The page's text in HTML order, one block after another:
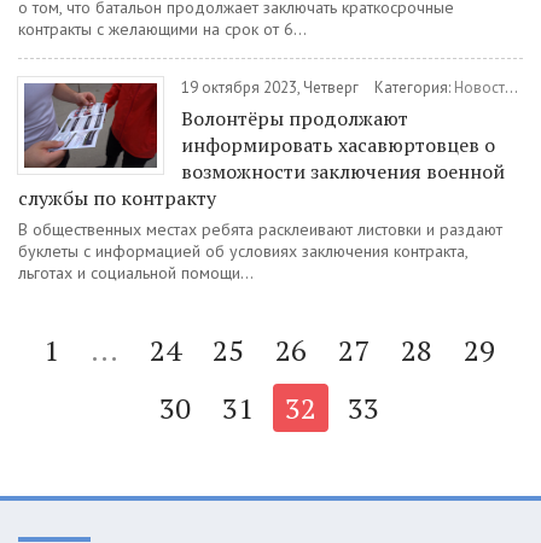
о том, что батальон продолжает заключать краткосрочные
контракты с желающими на срок от 6...
19 октября 2023, Четверг Категория: Новости /
Волонтёры продолжают
информировать хасавюртовцев о
возможности заключения военной
службы по контракту
В общественных местах ребята расклеивают листовки и раздают
буклеты с информацией об условиях заключения контракта,
льготах и социальной помощи...
1 ... 24 25 26 27 28
29
30
31 32 33